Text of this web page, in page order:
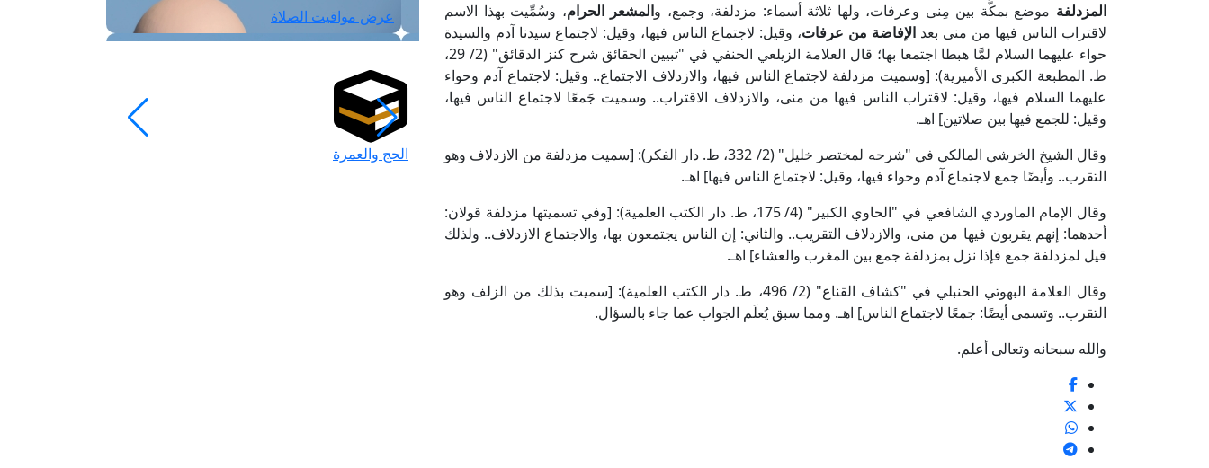
المزدلفة موضع بمكَّة بين مِنى وعرفات، ولها ثلاثة أسماء: مزدلفة، وجمع، والمشعر الحرام، وسُمِّيت بهذا الاسم
لاقتراب الناس فيها من منى بعد الإفاضة من عرفات، وقيل: لاجتماع الناس فيها، وقيل: لاجتماع سيدنا آدم والسيدة
حواء عليهما السلام لمَّا هبطا اجتمعا بها؛ قال العلامة الزيلعي الحنفي في "تبيين الحقائق شرح كنز الدقائق" (2/ 29،
ط. المطبعة الكبرى الأميرية): [وسميت مزدلفة لاجتماع الناس فيها، والازدلاف الاجتماع.. وقيل: لاجتماع آدم وحواء
عليهما السلام فيها، وقيل: لاقتراب الناس فيها من منى، والازدلاف الاقتراب.. وسميت جَمعًا لاجتماع الناس فيها،
وقيل: للجمع فيها بين صلاتين] اهـ.
وقال الشيخ الخرشي المالكي في "شرحه لمختصر خليل" (2/ 332، ط. دار الفكر): [سميت مزدلفة من الازدلاف وهو
التقرب.. وأيضًا جمع لاجتماع آدم وحواء فيها، وقيل: لاجتماع الناس فيها] اهـ.
وقال الإمام الماوردي الشافعي في "الحاوي الكبير" (4/ 175، ط. دار الكتب العلمية): [وفي تسميتها مزدلفة قولان:
أحدهما: إنهم يقربون فيها من منى، والازدلاف التقريب.. والثاني: إن الناس يجتمعون بها، والاجتماع الازدلاف.. ولذلك
قيل لمزدلفة جمع فإذا نزل بمزدلفة جمع بين المغرب والعشاء] اهـ.
وقال العلامة البهوتي الحنبلي في "كشاف القناع" (2/ 496، ط. دار الكتب العلمية): [سميت بذلك من الزلف وهو
التقرب.. وتسمى أيضًا: جمعًا لاجتماع الناس] اهـ. ومما سبق يُعلَم الجواب عما جاء بالسؤال.
والله سبحانه وتعالى أعلم.
عرض مواقيت الصلاة
الحج والعمرة